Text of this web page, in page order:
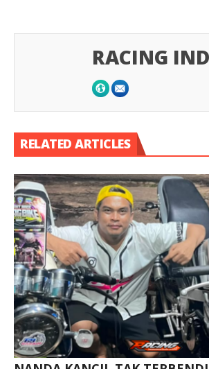
RACING
RELATED ARTICLES